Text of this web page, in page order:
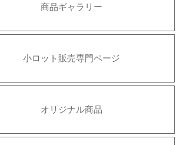
商品ギャラリー
小ロット販売専門ページ
オリジナル商品